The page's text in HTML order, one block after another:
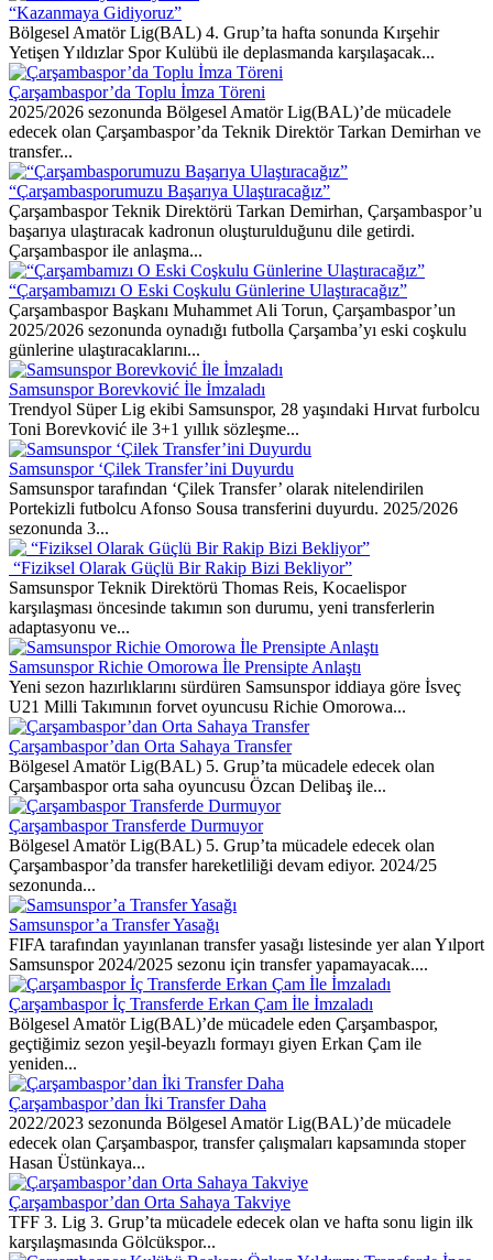
“Kazanmaya Gidiyoruz”
Bölgesel Amatör Lig(BAL) 4. Grup’ta hafta sonunda Kırşehir
Yetişen Yıldızlar Spor Kulübü ile deplasmanda karşılaşacak...
Çarşambaspor’da Toplu İmza Töreni
2025/2026 sezonunda Bölgesel Amatör Lig(BAL)’de mücadele
edecek olan Çarşambaspor’da Teknik Direktör Tarkan Demirhan ve
transfer...
“Çarşambasporumuzu Başarıya Ulaştıracağız”
Çarşambaspor Teknik Direktörü Tarkan Demirhan, Çarşambaspor’u
başarıya ulaştıracak kadronun oluşturulduğunu dile getirdi.
Çarşambaspor ile anlaşma...
“Çarşambamızı O Eski Coşkulu Günlerine Ulaştıracağız”
Çarşambaspor Başkanı Muhammet Ali Torun, Çarşambaspor’un
2025/2026 sezonunda oynadığı futbolla Çarşamba’yı eski coşkulu
günlerine ulaştıracaklarını...
Samsunspor Borevković İle İmzaladı
Trendyol Süper Lig ekibi Samsunspor, 28 yaşındaki Hırvat furbolcu
Toni Borevković ile 3+1 yıllık sözleşme...
Samsunspor ‘Çilek Transfer’ini Duyurdu
Samsunspor tarafından ‘Çilek Transfer’ olarak nitelendirilen
Portekizli futbolcu Afonso Sousa transferini duyurdu. 2025/2026
sezonunda 3...
“Fiziksel Olarak Güçlü Bir Rakip Bizi Bekliyor”
Samsunspor Teknik Direktörü Thomas Reis, Kocaelispor
karşılaşması öncesinde takımın son durumu, yeni transferlerin
adaptasyonu ve...
Samsunspor Richie Omorowa İle Prensipte Anlaştı
Yeni sezon hazırlıklarını sürdüren Samsunspor iddiaya göre İsveç
U21 Milli Takımının forvet oyuncusu Richie Omorowa...
Çarşambaspor’dan Orta Sahaya Transfer
Bölgesel Amatör Lig(BAL) 5. Grup’ta mücadele edecek olan
Çarşambaspor orta saha oyuncusu Özcan Delibaş ile...
Çarşambaspor Transferde Durmuyor
Bölgesel Amatör Lig(BAL) 5. Grup’ta mücadele edecek olan
Çarşambaspor’da transfer hareketliliği devam ediyor. 2024/25
sezonunda...
Samsunspor’a Transfer Yasağı
FIFA tarafından yayınlanan transfer yasağı listesinde yer alan Yılport
Samsunspor 2024/2025 sezonu için transfer yapamayacak....
Çarşambaspor İç Transferde Erkan Çam İle İmzaladı
Bölgesel Amatör Lig(BAL)’de mücadele eden Çarşambaspor,
geçtiğimiz sezon yeşil-beyazlı formayı giyen Erkan Çam ile
yeniden...
Çarşambaspor’dan İki Transfer Daha
2022/2023 sezonunda Bölgesel Amatör Lig(BAL)’de mücadele
edecek olan Çarşambaspor, transfer çalışmaları kapsamında stoper
Hasan Üstünkaya...
Çarşambaspor’dan Orta Sahaya Takviye
TFF 3. Lig 3. Grup’ta mücadele edecek olan ve hafta sonu ligin ilk
karşılaşmasında Gölcükspor...